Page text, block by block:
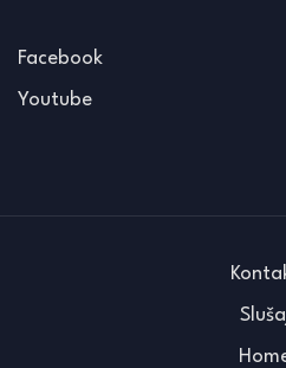
Facebook
Youtube